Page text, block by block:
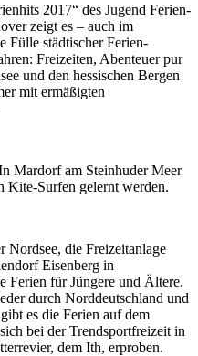
2017“ des Jugend Ferien-
zeigt es – auch im
Fülle städtischer Ferien-
Freizeiten, Abenteuer pur
und den hessischen Bergen
mit ermäßigten
Mardorf am Steinhuder Meer
Kite-Surfen gelernt werden.
Nordsee, die Freizeitanlage
Eisenberg in
Ferien für Jüngere und Ältere.
durch Norddeutschland und
es die Ferien auf dem
bei der Trendsportfreizeit in
dem Ith, erproben.